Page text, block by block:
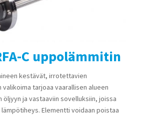
C uppolämmitin
kestävät, irrotettavien
tarjoaa vaarallisen alueen
öljyyn ja vastaaviin sovelluksiin, joissa
Elementti voidaan poistaa